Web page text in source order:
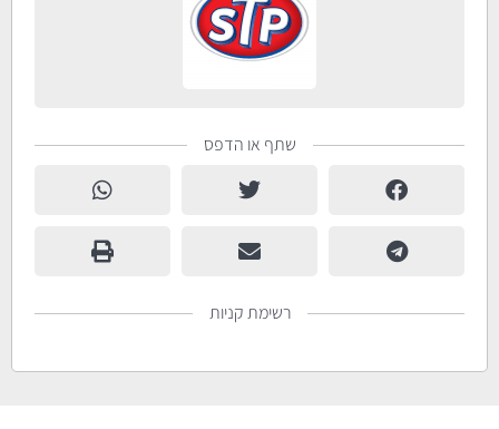
שתף או הדפס
רשימת קניות